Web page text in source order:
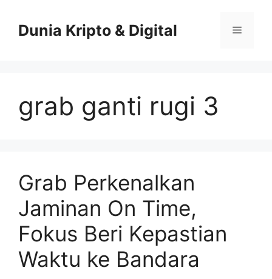
contentDunia Kripto & Digital Menu
grab ganti rugi 3
Grab Perkenalkan
Jaminan On Time,
Fokus Beri Kepastian
Waktu ke Bandara